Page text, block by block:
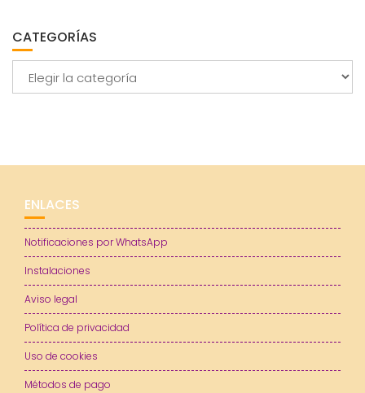
CATEGORÍAS
ENLACES
Notificaciones por WhatsApp
Instalaciones
Aviso legal
Política de privacidad
Uso de cookies
Métodos de pago